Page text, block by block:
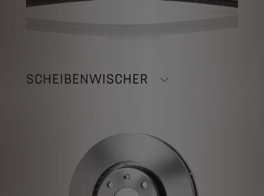
SCHEIBENWISCHER